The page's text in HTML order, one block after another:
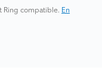
Ring compatible. En